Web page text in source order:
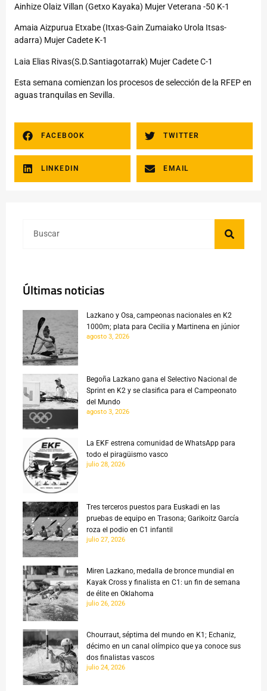
Ainhize Olaiz Villan (Getxo Kayaka) Mujer Veterana -50 K-1
Amaia Aizpurua Etxabe (Itxas-Gain Zumaiako Urola Itsas-
adarra) Mujer Cadete K-1
Laia Elias Rivas(S.D.Santiagotarrak) Mujer Cadete C-1
Esta semana comienzan los procesos de selección de la RFEP en
aguas tranquilas en Sevilla.
FACEBOOK TWITTER
LINKEDIN EMAIL
Últimas noticias
Lazkano y Osa, campeonas nacionales en K2
1000m; plata para Cecilia y Martinena en júnior
agosto 3, 2026
Begoña Lazkano gana el Selectivo Nacional de
Sprint en K2 y se clasifica para el Campeonato
del Mundo
agosto 3, 2026
La EKF estrena comunidad de WhatsApp para
todo el piragüismo vasco
julio 28, 2026
Tres terceros puestos para Euskadi en las
pruebas de equipo en Trasona; Garikoitz García
roza el podio en C1 infantil
julio 27, 2026
Miren Lazkano, medalla de bronce mundial en
Kayak Cross y finalista en C1: un fin de semana
de élite en Oklahoma
julio 26, 2026
Chourraut, séptima del mundo en K1; Echaniz,
décimo en un canal olímpico que ya conoce sus
dos finalistas vascos
julio 24, 2026